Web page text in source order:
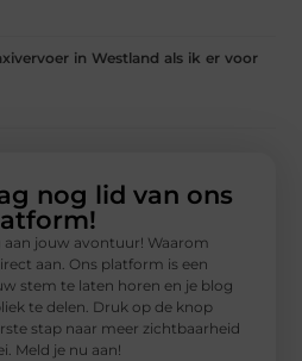
in Westland als ik er voor
nog lid van ons
aan jouw avontuur! Waarom
aan. Ons platform is een
stem te laten horen en je blog
te delen. Druk op de knop
stap naar meer zichtbaarheid
Meld je nu aan!